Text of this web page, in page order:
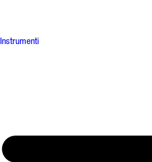
Instrumenti